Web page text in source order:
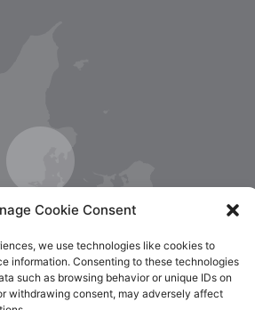
Cookie Consent
we use technologies like cookies to
information. Consenting to these technologies
such as browsing behavior or unique IDs on
withdrawing consent, may adversely affect